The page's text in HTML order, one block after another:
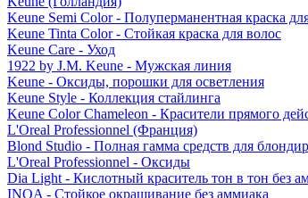
Keune Semi Color - Полуперманентная краска
Keune Tinta Color - Стойкая краска для волос
Keune Care - Уход
1922 by J.M. Keune - Мужская линия
Keune - Оксиды, порошки для осветления
Keune Style - Коллекция стайлинга
Keune Color Chameleon - Красители прямого
L'Oreal Professionnel (Франция)
Blond Studio - Полная гамма средств для
L'Oreal Professionnel - Оксиды
Dia Light - Кислотный краситель тон в тон без
INOA - Стойкое окрашивание без аммиака